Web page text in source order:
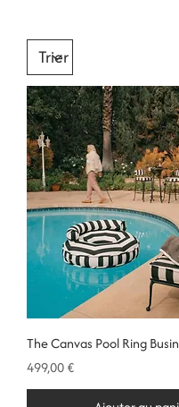
The Canvas Pool Ring
Prix
499,00 €